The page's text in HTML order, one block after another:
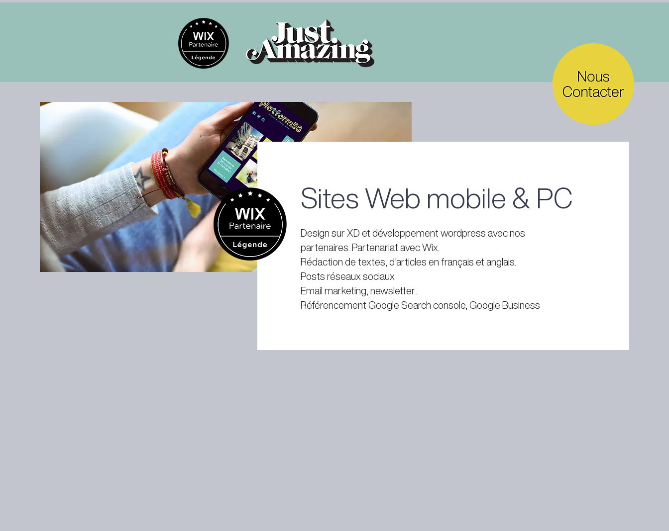
Sites Web mobile & PC
Design sur XD et développement wordpress avec nos
partenaires. Partenariat avec Wix.
Rédaction de textes, d'articles en français et anglais.
Posts réseaux sociaux
Email marketing, newsletter...
Référencement Google Search console, Google Business